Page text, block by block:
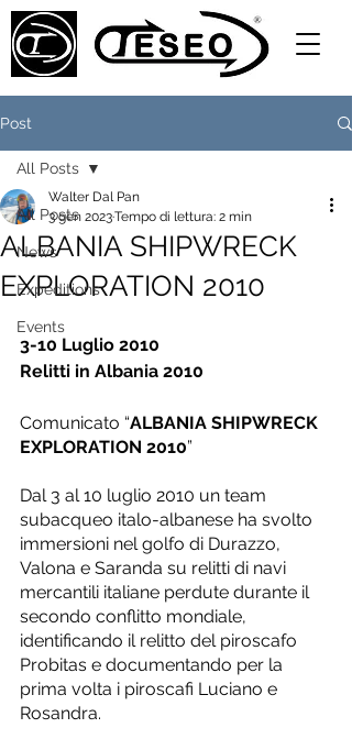
Post
All Posts
News
Expeditions
Events
All Posts
ALBANIA SHIPWRECK
EXPLORATION 2010
Walter Dal Pan
3 gen 2023Tempo di lettura: 2 min
3-10 Luglio 2010
Relitti in Albania 2010
Comunicato “ALBANIA SHIPWRECK
EXPLORATION 2010”
Dal 3 al 10 luglio 2010 un team
subacqueo italo-albanese ha svolto
immersioni nel golfo di Durazzo,
Valona e Saranda su relitti di navi
mercantili italiane perdute durante il
secondo conflitto mondiale,
identificando il relitto del piroscafo
Probitas e documentando per la
prima volta i piroscafi Luciano e
Rosandra.